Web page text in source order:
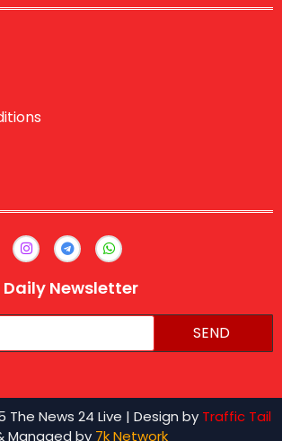
Daily Newsletter
SEND
News 24 Live | Design by Traffic Tail
Managed by 7k Network